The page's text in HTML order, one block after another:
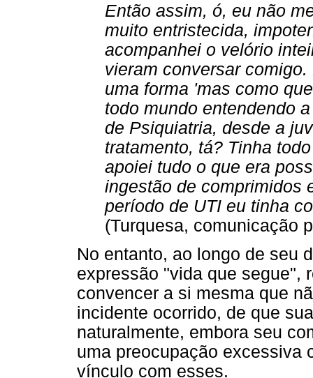
Então assim, ó, eu não
muito entristecida,
acompanhei o velório
vieram conversar
uma forma 'mas como
todo mundo entendendo
de Psiquiatria, desde a
tratamento, tá? Tinha
apoiei tudo o que era
ingestão de comprimidos
período de UTI eu tinha
(Turquesa, comunicação
No entanto, ao longo de seu
expressão "vida que segue",
convencer a si mesma que
incidente ocorrido, de que
naturalmente, embora seu
uma preocupação excessiva
vínculo com esses.